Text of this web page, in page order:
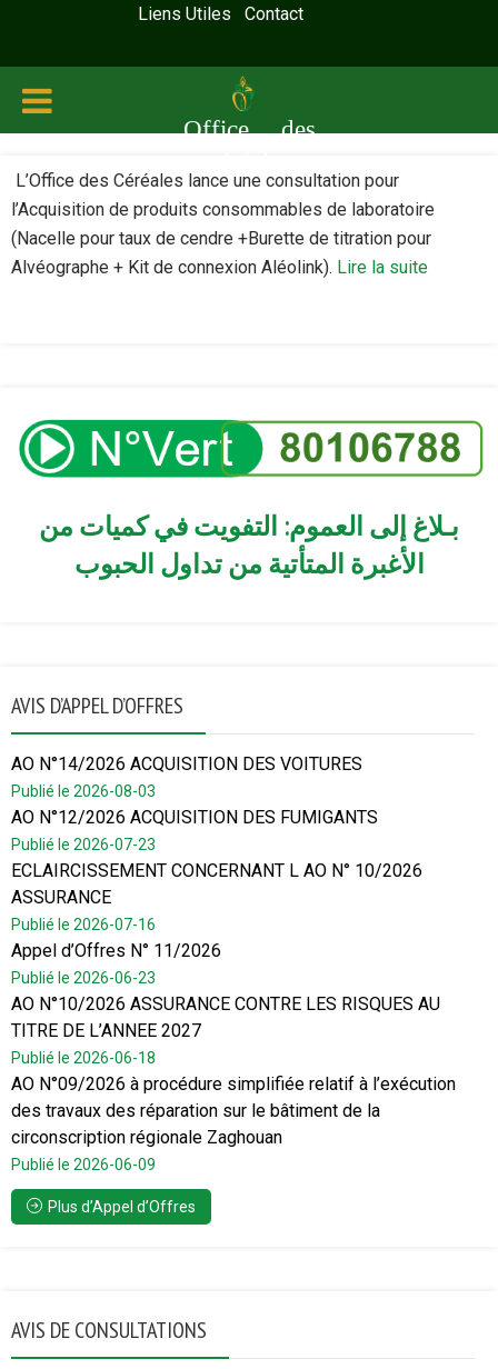
Liens Utiles Contact
Office des
L’Office des Céréales lance une consultation pour
l’Acquisition de produits consommables de laboratoire
(Nacelle pour taux de cendre +Burette de titration pour
Alvéographe + Kit de connexion Aléolink). Lire la suite
بـلاغ إلى العموم: التفويت في كميات من
الأغبرة المتأتية من تداول الحبوب
AVIS D’APPEL D’OFFRES
AO N°14/2026 ACQUISITION DES VOITURES
Publié le 2026-08-03
AO N°12/2026 ACQUISITION DES FUMIGANTS
Publié le 2026-07-23
ECLAIRCISSEMENT CONCERNANT L AO N° 10/2026
ASSURANCE
Publié le 2026-07-16
Appel d’Offres N° 11/2026
Publié le 2026-06-23
AO N°10/2026 ASSURANCE CONTRE LES RISQUES AU
TITRE DE L’ANNEE 2027
Publié le 2026-06-18
AO N°09/2026 à procédure simplifiée relatif à l’exécution
des travaux des réparation sur le bâtiment de la
circonscription régionale Zaghouan
Publié le 2026-06-09
Plus d’Appel d’Offres
AVIS DE CONSULTATIONS